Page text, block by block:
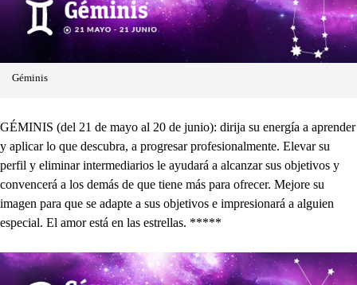
Géminis
GÉMINIS (del 21 de mayo al 20 de junio): dirija su energía a aprender
y aplicar lo que descubra, a progresar profesionalmente. Elevar su
perfil y eliminar intermediarios le ayudará a alcanzar sus objetivos y
convencerá a los demás de que tiene más para ofrecer. Mejore su
imagen para que se adapte a sus objetivos e impresionará a alguien
especial. El amor está en las estrellas. *****